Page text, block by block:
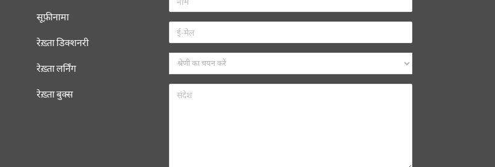
सूफ़ीनामा
रेख़्ता डिक्शनरी
रेख़्ता लर्निंग
रेख़्ता बुक्स